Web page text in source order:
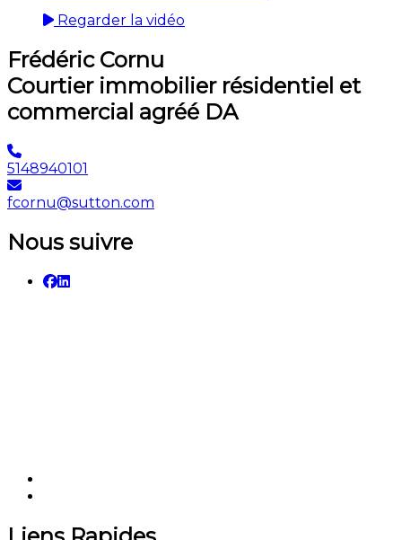
Regarder la vidéo
Frédéric Cornu
Courtier immobilier résidentiel et
commercial agréé DA
5148940101
fcornu@sutton.com
Nous suivre